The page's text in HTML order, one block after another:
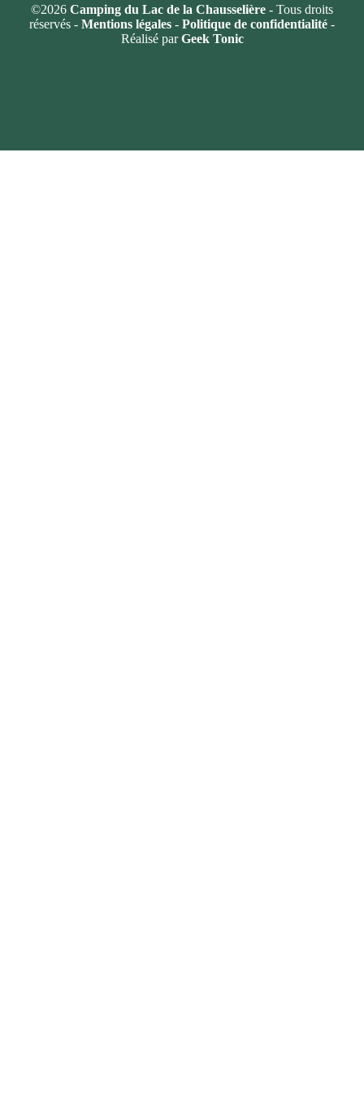
©2026 Camping du Lac de la Chausselière - Tous droits
réservés - Mentions légales - Politique de confidentialité -
Réalisé parGeek Tonic